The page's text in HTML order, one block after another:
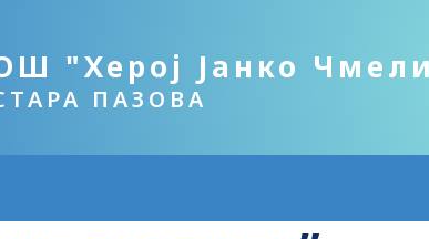
"Херој Јанко
ПАЗОВА